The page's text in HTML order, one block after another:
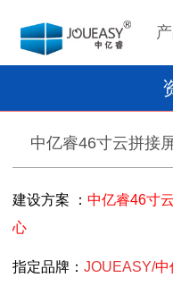
中亿睿46寸云拼接
建设方案 ： 中亿睿46寸
心
指定品牌 ： JOUEASY/中